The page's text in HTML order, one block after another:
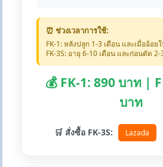
⏰ ช่วงเวลาการใช้:
FK-1: หลังปลูก 1-3 เดือน และเมื่ออ้อย
FK-3S: อายุ 6-10 เดือน และก่อนตัด 2-
💰 FK-1: 890 บาท |
บาท
🛒 สั่งซื้อ FK-3S: Lazada